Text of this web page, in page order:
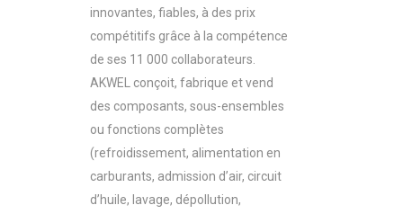
innovantes, fiables, à des prix
compétitifs grâce à la compétence
de ses 11 000 collaborateurs.
AKWEL conçoit, fabrique et vend
des composants, sous-ensembles
ou fonctions complètes
(refroidissement, alimentation en
carburants, admission d’air, circuit
d’huile, lavage, dépollution,